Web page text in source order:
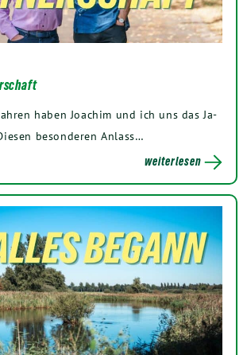
haben Joachim und ich uns das Ja-
besonderen Anlass…
weiterlesen